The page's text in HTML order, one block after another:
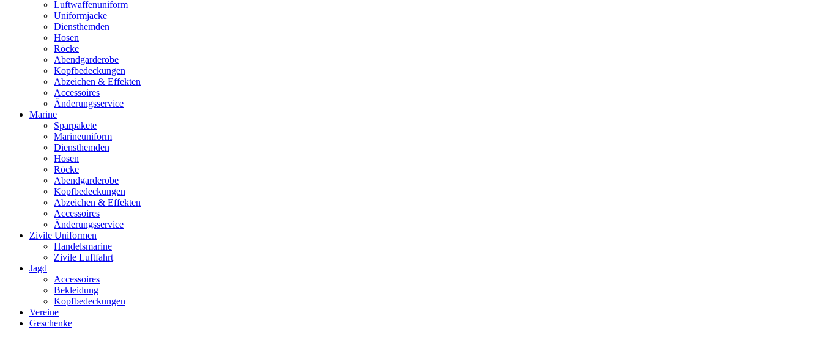
Luftwaffenuniform
Uniformjacke
Diensthemden
Hosen
Röcke
Abendgarderobe
Kopfbedeckungen
Abzeichen & Effekten
Accessoires
Änderungsservice
Marine
Sparpakete
Marineuniform
Diensthemden
Hosen
Röcke
Abendgarderobe
Kopfbedeckungen
Abzeichen & Effekten
Accessoires
Änderungsservice
Zivile Uniformen
Handelsmarine
Zivile Luftfahrt
Jagd
Accessoires
Bekleidung
Kopfbedeckungen
Vereine
Geschenke